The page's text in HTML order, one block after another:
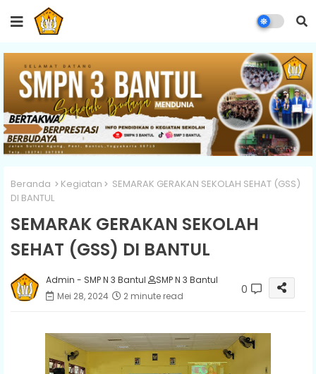
Beranda Kegiatan
SEMARAK GERAKAN SEKOLAH SEHAT (GSS)
DI BANTUL
SEMARAK GERAKAN SEKOLAH
SEHAT (GSS) DI BANTUL
Admin - SMP N 3 Bantul
SMP N 3 Bantul
Mei 28, 2024
2 minute read 0